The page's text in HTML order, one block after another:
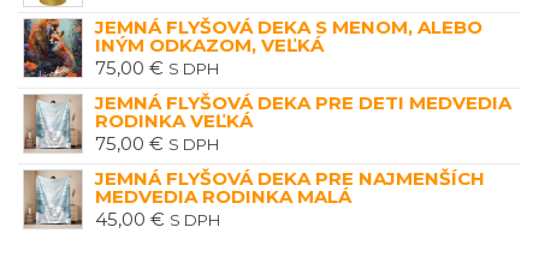
JEMNÁ FLYŠOVÁ DEKA S MENOM, ALEBO
INÝM ODKAZOM, VEĽKÁ
75,00 € S DPH
JEMNÁ FLYŠOVÁ DEKA PRE DETI MEDVEDIA
RODINKA VEĽKÁ
75,00 € S DPH
JEMNÁ FLYŠOVÁ DEKA PRE NAJMENŠÍCH
MEDVEDIA RODINKA MALÁ
45,00 € S DPH